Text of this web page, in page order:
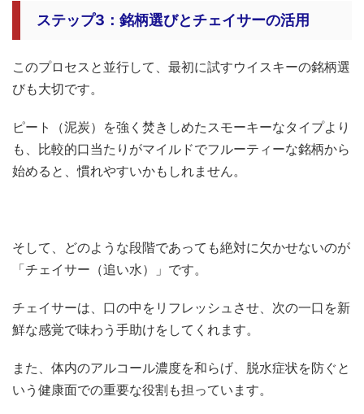
ステップ3：銘柄選びとチェイサーの活用
このプロセスと並行して、最初に試すウイスキーの銘柄選
びも大切です。
ピート（泥炭）を強く焚きしめたスモーキーなタイプより
も、比較的口当たりがマイルドでフルーティーな銘柄から
始めると、慣れやすいかもしれません。
そして、どのような段階であっても絶対に欠かせないのが
「チェイサー（追い水）」です。
チェイサーは、口の中をリフレッシュさせ、次の一口を新
鮮な感覚で味わう手助けをしてくれます。
また、体内のアルコール濃度を和らげ、脱水症状を防ぐと
いう健康面での重要な役割も担っています。